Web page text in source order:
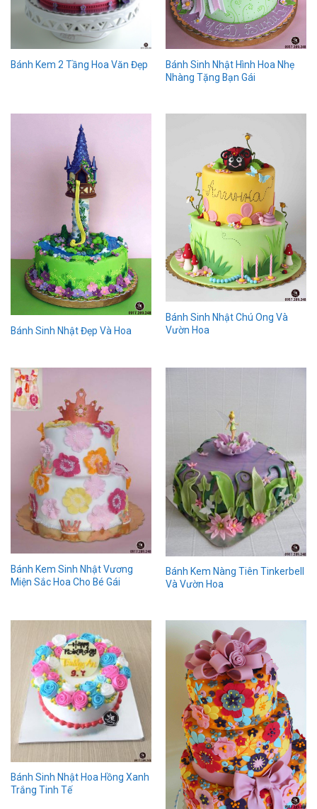
Bánh Kem 2 Tầng Hoa Văn Đẹp
Bánh Sinh Nhật Hình Hoa Nhẹ
Nhàng Tặng Bạn Gái
Bánh Sinh Nhật Đẹp Và Hoa
Bánh Sinh Nhật Chú Ong Và
Vườn Hoa
Bánh Kem Sinh Nhật Vương
Miện Sắc Hoa Cho Bé Gái
Bánh Kem Nàng Tiên Tinkerbell
Và Vườn Hoa
Bánh Sinh Nhật Hoa Hồng Xanh
Trắng Tinh Tế